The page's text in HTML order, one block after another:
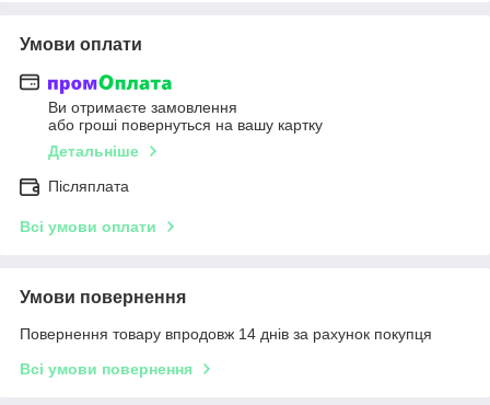
Умови оплати
Ви отримаєте замовлення
або гроші повернуться на вашу картку
Детальніше
Післяплата
Всі умови оплати
Умови повернення
Повернення товару впродовж 14 днів за рахунок покупця
Всі умови повернення